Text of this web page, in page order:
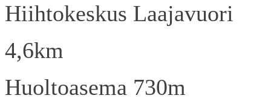
Hiihtokeskus Laajavuori
4,6km
Huoltoasema 730m